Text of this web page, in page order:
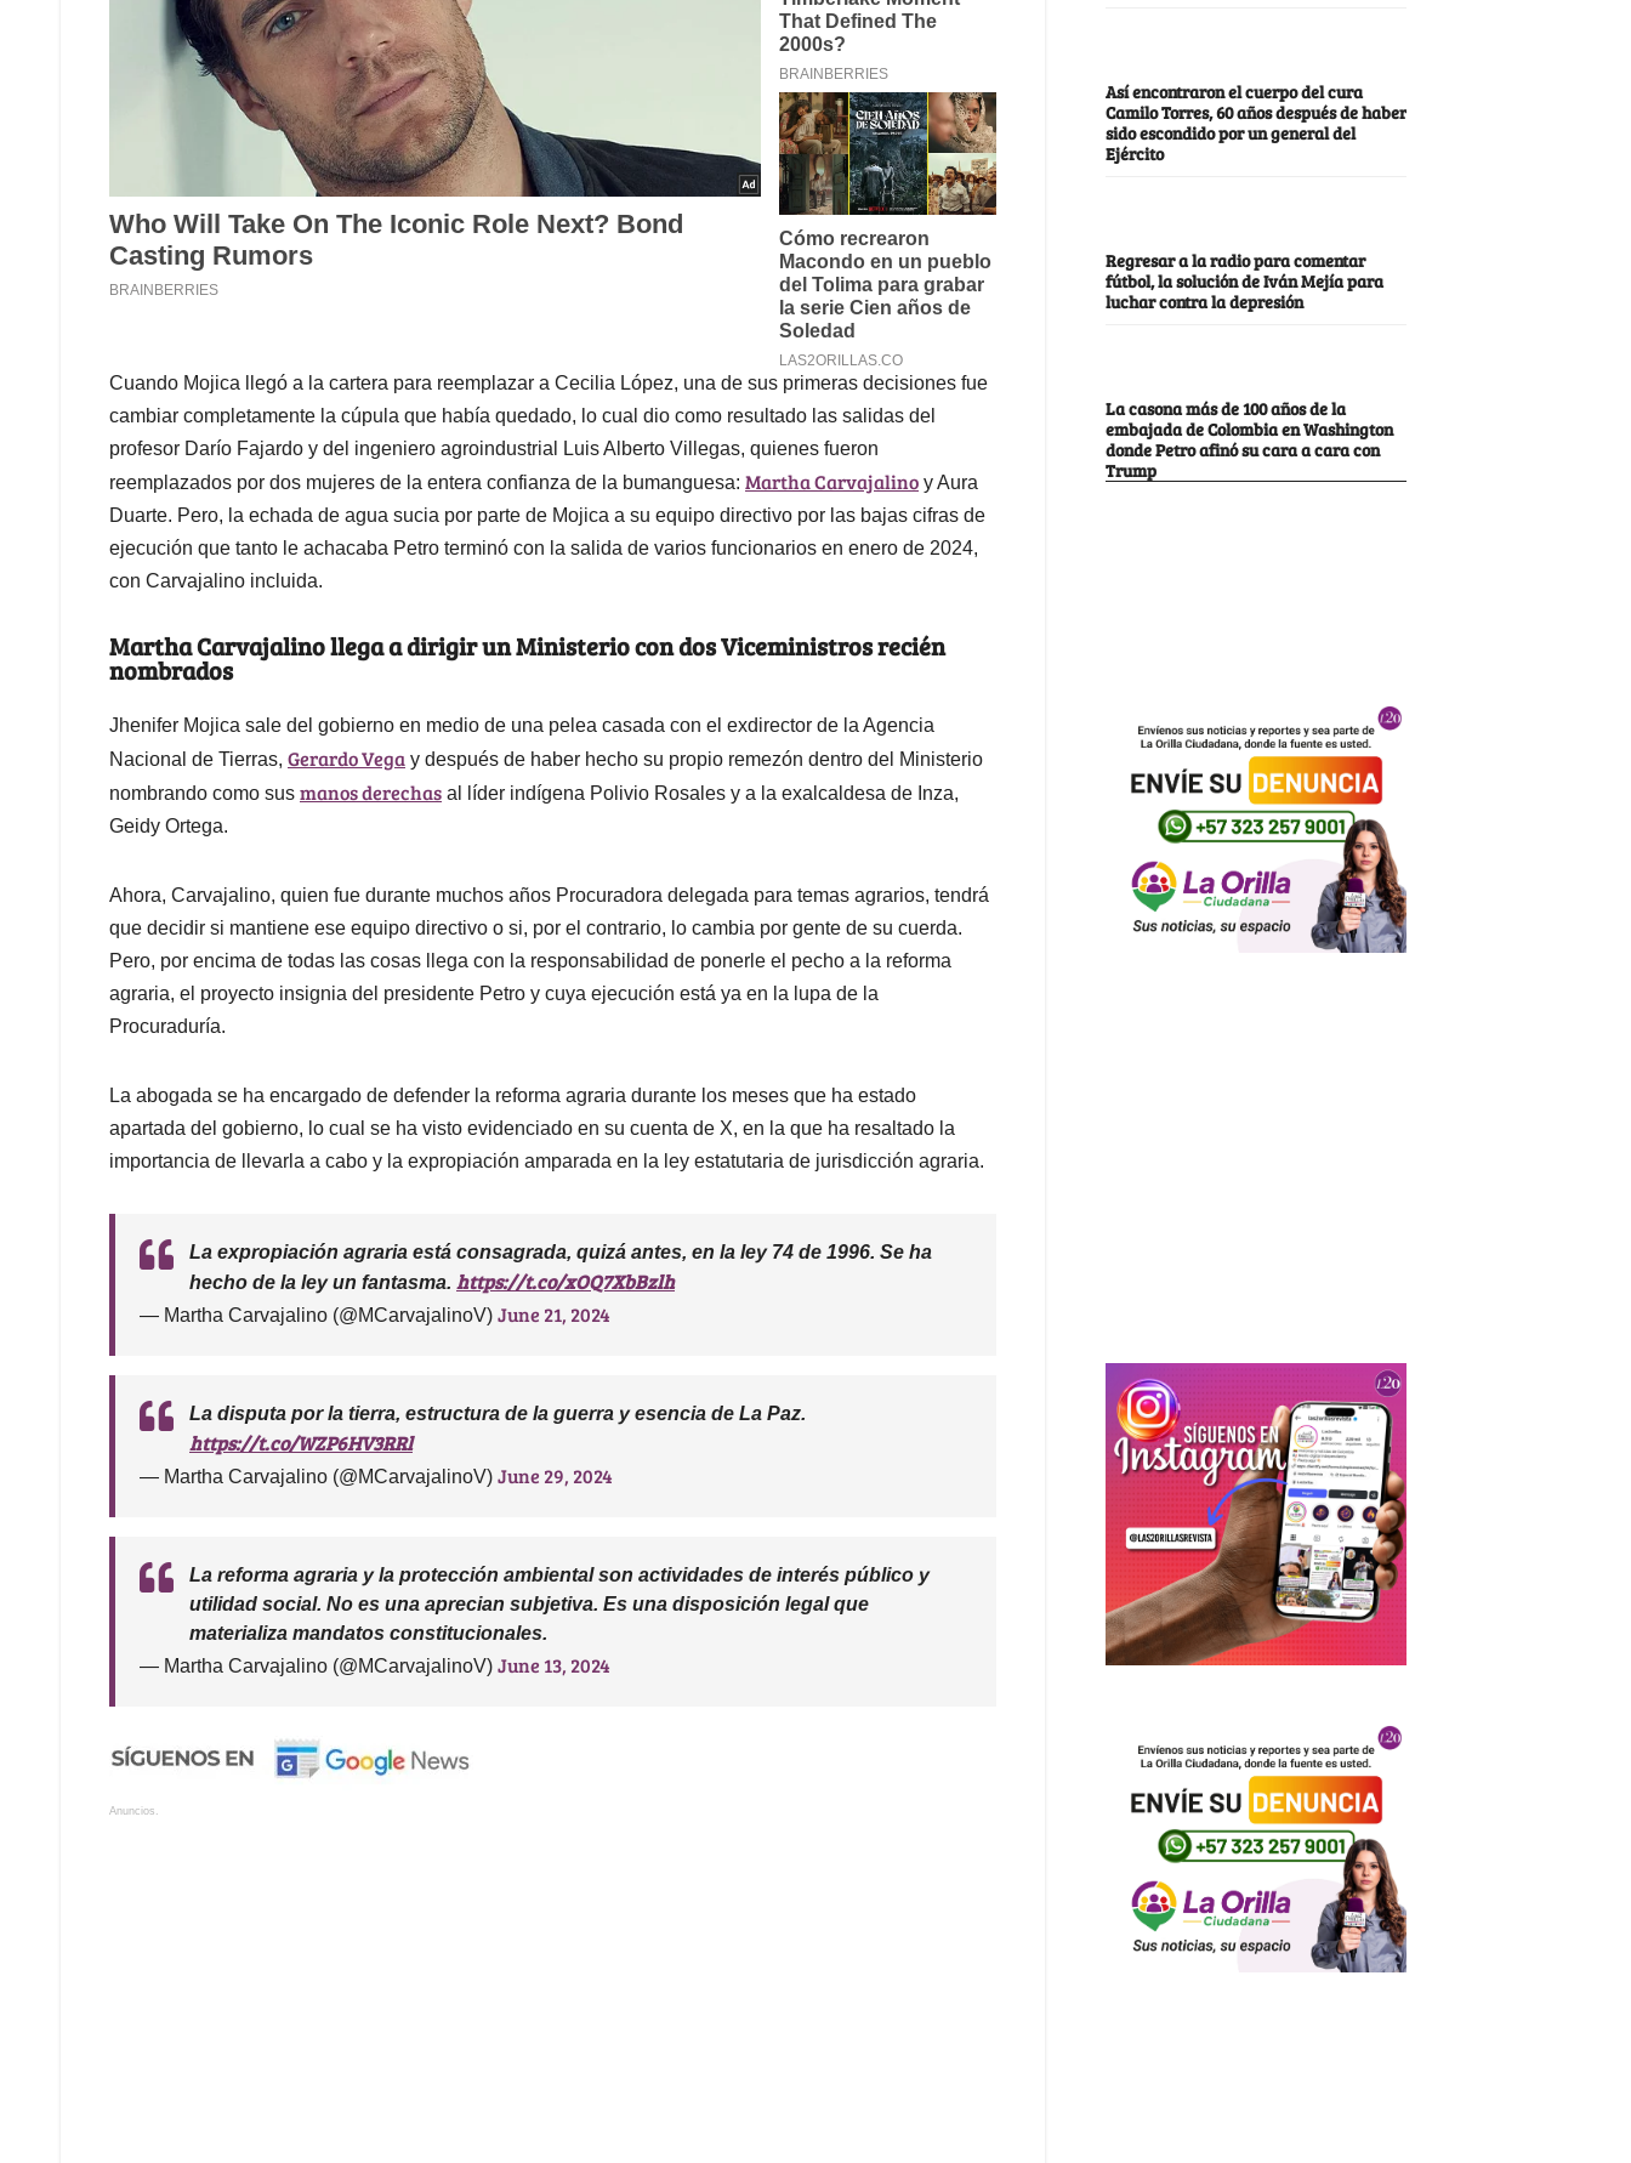
Cuando Mojica llegó a la cartera para reemplazar a Cecilia López, una de sus primeras decisiones fue
cambiar completamente la cúpula que había quedado, lo cual dio como resultado las salidas del
profesor Darío Fajardo y del ingeniero agroindustrial Luis Alberto Villegas, quienes fueron
reemplazados por dos mujeres de la entera confianza de la bumanguesa: Martha Carvajalino y Aura
Duarte. Pero, la echada de agua sucia por parte de Mojica a su equipo directivo por las bajas cifras de
ejecución que tanto le achacaba Petro terminó con la salida de varios funcionarios en enero de 2024,
con Carvajalino incluida.
Martha Carvajalino llega a dirigir un Ministerio con dos Viceministros recién
nombrados
Jhenifer Mojica sale del gobierno en medio de una pelea casada con el exdirector de la Agencia
Nacional de Tierras, Gerardo Vega y después de haber hecho su propio remezón dentro del Ministerio
nombrando como sus manos derechas al líder indígena Polivio Rosales y a la exalcaldesa de Inza,
Geidy Ortega.
Ahora, Carvajalino, quien fue durante muchos años Procuradora delegada para temas agrarios, tendrá
que decidir si mantiene ese equipo directivo o si, por el contrario, lo cambia por gente de su cuerda.
Pero, por encima de todas las cosas llega con la responsabilidad de ponerle el pecho a la reforma
agraria, el proyecto insignia del presidente Petro y cuya ejecución está ya en la lupa de la
Procuraduría.
La abogada se ha encargado de defender la reforma agraria durante los meses que ha estado
apartada del gobierno, lo cual se ha visto evidenciado en su cuenta de X, en la que ha resaltado la
importancia de llevarla a cabo y la expropiación amparada en la ley estatutaria de jurisdicción agraria.
La expropiación agraria está consagrada, quizá antes, en la ley 74 de 1996. Se ha
hecho de la ley un fantasma. https://t.co/xOQ7XbBzlh
— Martha Carvajalino (@MCarvajalinoV) June 21, 2024
La disputa por la tierra, estructura de la guerra y esencia de La Paz.
https://t.co/WZP6HV3RRl
— Martha Carvajalino (@MCarvajalinoV) June 29, 2024
La reforma agraria y la protección ambiental son actividades de interés público y
utilidad social. No es una aprecian subjetiva. Es una disposición legal que
materializa mandatos constitucionales.
— Martha Carvajalino (@MCarvajalinoV) June 13, 2024
Anuncios.
Así encontraron el cuerpo del cura
Camilo Torres, 60 años después de haber
sido escondido por un general del
Ejército
Regresar a la radio para comentar
fútbol, la solución de Iván Mejía para
luchar contra la depresión
La casona más de 100 años de la
embajada de Colombia en Washington
donde Petro afinó su cara a cara con
Trump